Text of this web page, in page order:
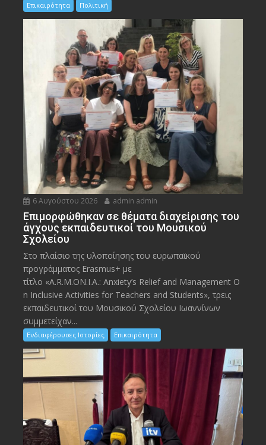
Επικαιρότητα Πολιτική
6 Αυγούστου 2026 admin admin
Eπιμορφώθηκαν σε θέματα διαχείρισης του
άγχους εκπαιδευτικοί του Μουσικού
Σχολείου
Στο πλαίσιο της υλοποίησης του ευρωπαϊκού
προγράμματος Erasmus+ με
τίτλο «A.R.M.ON.I.A.: Anxiety’s Relief and Management O
n Inclusive Activities for Teachers and Students», τρεις
εκπαιδευτικοί του Μουσικού Σχολείου Ιωαννίνων
συμμετείχαν...
Ενδιαφέρουσες Ιστορίες Επικαιρότητα